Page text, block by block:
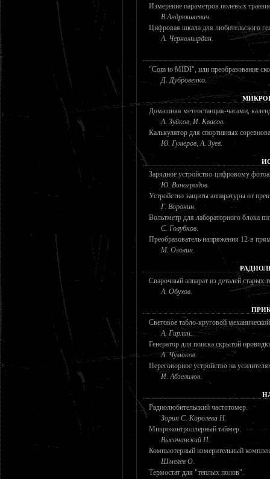
Измерение параметров полевых
В.Андрюшкевич.
Цифровая шкала для любительского
А. Черномырдин.
"Com to MIDI", или преобразование
Д. Дубровенко.
Домашняя метеостанция-часами,
А. Зуйков, И. Квасов.
Калькулятор для спортивных
Ю. Гумеров, А. Зуев.
Зарядное устройство-цифровому
Ю. Виноградов.
Устройство защиты аппаратуры от
Г. Воронин.
Вольтметр для лабораторного блока
С. Голубков.
Преобразователь напряжения 12-в
М. Озолин.
Сварочный аппарат из деталей старых
А. Обухов.
Световое табло-круговой
А. Гирлин.
Генератор для поиска скрытой
А. Чумаков.
Переговорное устройство на
И. Абзелилов.
Радиолюбительский частотомер.
Зорин С. Королева Н.
Микроконтроллерный таймер.
Высочанский П.
Компьютерный измерительный
Шмелев О.
Термостат для "теплых полов".